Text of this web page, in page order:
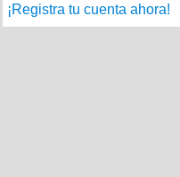
¡Registra tu cuenta ahora!